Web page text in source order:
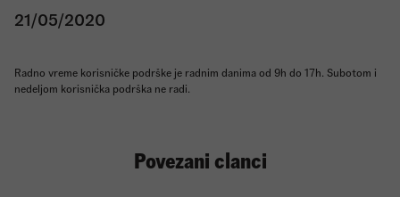
21/05/2020
Radno vreme korisničke podrške je radnim danima od 9h do 17h. Subotom i
nedeljom korisnička podrška ne radi.
Povezani clanci
Registruj se